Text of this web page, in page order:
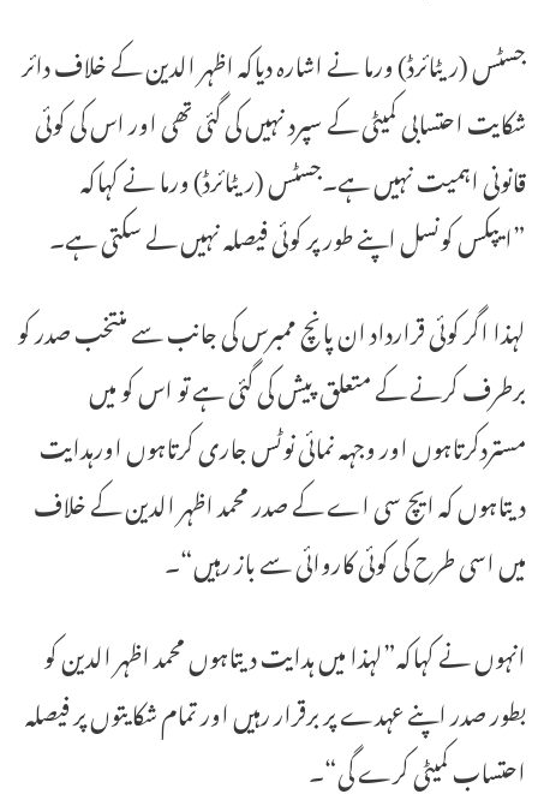
جسٹس (ریٹائرڈ) ورما نے اشارہ دیاکہ اظہر الدین کے خلاف دائر
شکایت احتسابی کمیٹی کے سپرد نہیں کی گئی تھی اور اس کی کوئی
قانونی اہمیت نہیں ہے۔جسٹس (ریٹائرڈ) ورما نے کہاکہ
”ایپکس کونسل اپنے طور پر کوئی فیصلہ نہیں لے سکتی ہے۔
لہذا اگر کوئی قرارداد ان پانچ ممبرس کی جانب سے منتخب صدر کو
برطرف کرنے کے متعلق پیش کی گئی ہے تو اس کو میں
مستردکرتاہوں اور وجہہ نمائی نوٹس جاری کرتاہوں اورہدایت
دیتاہوں کہ ایچ سی اے کے صدر محمد اظہر الدین کے خلاف
میں اسی طرح کی کوئی کاروائی سے باز رہیں“۔
انہوں نے کہاکہ”لہذا میں ہدایت دیتاہوں محمد اظہر الدین کو
بطور صدر اپنے عہدے پر برقرار رہیں اور تمام شکایتوں پر فیصلہ
احتساب کمیٹی کرے گی“۔